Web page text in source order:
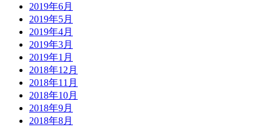
2019年6月
2019年5月
2019年4月
2019年3月
2019年1月
2018年12月
2018年11月
2018年10月
2018年9月
2018年8月